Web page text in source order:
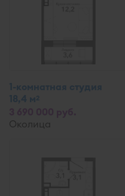
1-комнатная студия
18,4 м2
Околица